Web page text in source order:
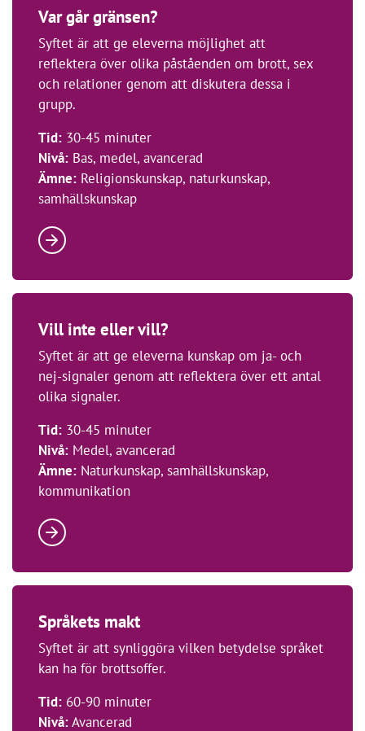
Var går gränsen?
Syftet är att ge eleverna möjlighet att
reflektera över olika påståenden om brott, sex
och relationer genom att diskutera dessa i
grupp.
Tid: 30-45 minuter
Nivå: Bas, medel, avancerad
Ämne: Religionskunskap, naturkunskap,
samhällskunskap
Vill inte eller vill?
Syftet är att ge eleverna kunskap om ja- och
nej-signaler genom att reflektera över ett antal
olika signaler.
Tid: 30-45 minuter
Nivå: Medel, avancerad
Ämne: Naturkunskap, samhällskunskap,
kommunikation
Språkets makt
Syftet är att synliggöra vilken betydelse språket
kan ha för brottsoffer.
Tid: 60-90 minuter
Nivå:Avancerad